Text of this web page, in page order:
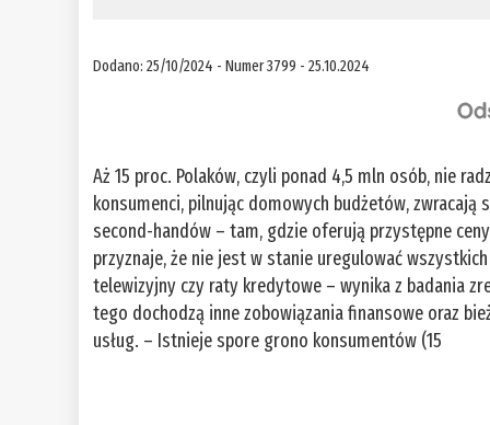
Dodano: 25/10/2024 - Numer 3799 - 25.10.2024
Aż 15 proc. Polaków, czyli ponad 4,5 mln osób, nie
konsumenci, pilnując domowych budżetów,
second-handów – tam, gdzie oferują przystępne
przyznaje, że nie jest w stanie uregulować
telewizyjny czy raty kredytowe – wynika z badania
tego dochodzą inne zobowiązania finansowe oraz
usług. – Istnieje spore grono konsumentów (15